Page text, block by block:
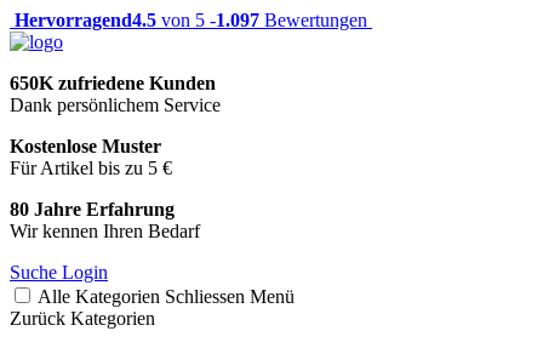
Hervorragend4.5 von 5 -1.097 Bewertungen
650K zufriedene Kunden
Dank persönlichem Service
Kostenlose Muster
Für Artikel bis zu 5 €
80 Jahre Erfahrung
Wir kennen Ihren Bedarf
Suche Login
Alle Kategorien Schliessen Menü
Zurück Kategorien